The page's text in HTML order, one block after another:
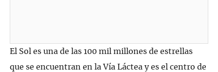
El Sol es una de las 100 mil millones de estrellas
que se encuentran en la Vía Láctea y es el centro de